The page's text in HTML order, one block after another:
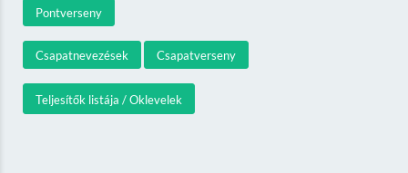
Pontverseny
Csapatnevezések Csapatverseny
Teljesítők listája / Oklevelek